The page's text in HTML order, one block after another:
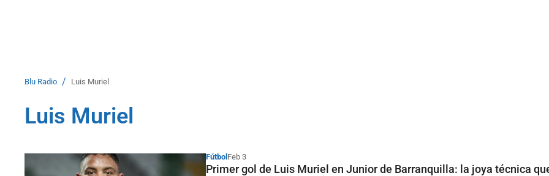
Blu Radio / Luis Muriel
Luis Muriel
Fútbol Feb 3
Primer gol de Luis Muriel en Junior de Barranquilla: la joya técnica